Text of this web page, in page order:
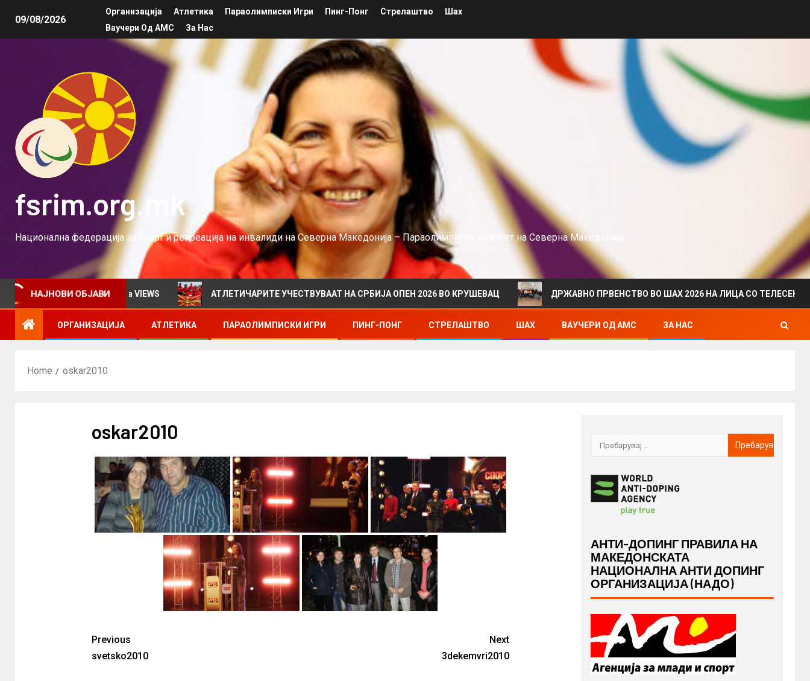
09/08/2026
Организација Атлетика Параолимписки Игри Пинг-Понг Стрелаштво
Шах
Ваучери Од АМС
За Нас
fsrim.org.mk
Национална федерација за спорт и рекреација на инвалиди на Северна Македонија – Параолимписко комитет на Северна Македонија
НАЈНОВИ ОБЈАВИ
билтен за VIEWS АТЛЕТИЧАРИТЕ УЧЕСТВУВААТ НА СРБИЈА ОПЕН 2026 ВО КРУШЕВАЦ ДРЖАВНО ПРВЕНСТВО ВО ШАХ 2026 НА ЛИЦА СО ТЕЛЕСЕН
ОРГАНИЗАЦИЈА АТЛЕТИКА ПАРАОЛИМПИСКИ ИГРИ ПИНГ-ПОНГ СТРЕЛАШТВО ШАХ ВАУЧЕРИ ОД АМС ЗА НАС
Home oskar2010
oskar2010
Previous
svetsko2010
Next
3dekemvri2010
АНТИ-ДОПИНГ ПРАВИЛА НА
МАКЕДОНСКАТА
НАЦИОНАЛНА АНТИ ДОПИНГ
ОРГАНИЗАЦИЈА (НАДО)